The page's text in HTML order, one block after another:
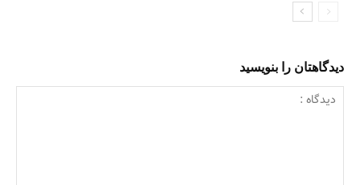
دیدگاهتان را بنویسید